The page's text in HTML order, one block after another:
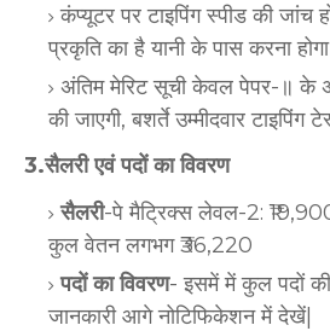
कंप्यूटर पर टाइपिंग स्पीड की जांच
प्रकृति का है यानी के पास करना
अंतिम मेरिट सूची केवल पेपर-॥ के
की जाएगी, बशर्ते उम्मीदवार टाइपिंग
3.सैलरी एवं पदों का विवरण
सैलरी-पे मैट्रिक्स लेवल-2:
कुल वेतन लगभग ₹36,220
पदों का विवरण- इसमें में कुल पदों
जानकारी आगे नोटिफिकेशन में देखें|